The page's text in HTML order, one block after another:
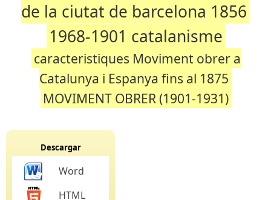
de la ciutat de barcelona 1856
1968-1901 catalanisme
caracteristiques Moviment obrer a
Catalunya i Espanya fins al 1875
MOVIMENT OBRER (1901-1931)
Descargar
Word
HTML